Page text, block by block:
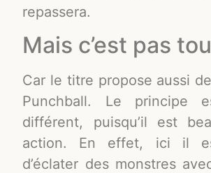
repassera.
Mais c’est pas
Car le titre propose aussi
Punchball. Le principe
différent, puisqu’il est
action. En effet, ici il
d’éclater des monstres